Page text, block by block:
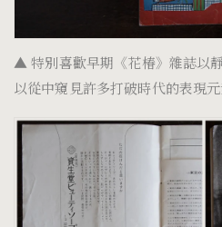
▲特別喜歡早期《花椿》雜誌以
以從中窺見許多打破時代的表現元